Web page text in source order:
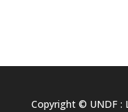
Copyright © UNDF :